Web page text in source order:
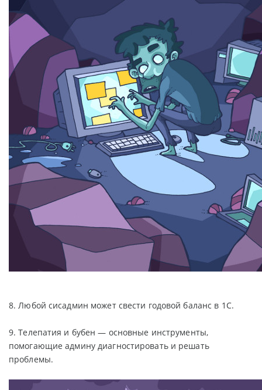
8. Любой сисадмин может свести годовой баланс в 1С.
9. Телепатия и бубен — основные инструменты,
помогающие админу диагностировать и решать
проблемы.